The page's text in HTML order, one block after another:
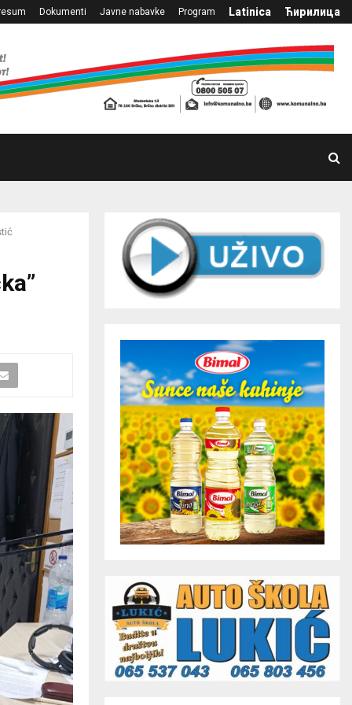
Dokumenti Javne nabavke Program Latinica Ћирилица